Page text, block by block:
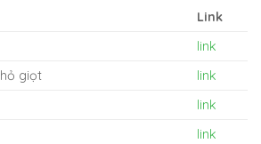
Link
link
giọt
link
link
link